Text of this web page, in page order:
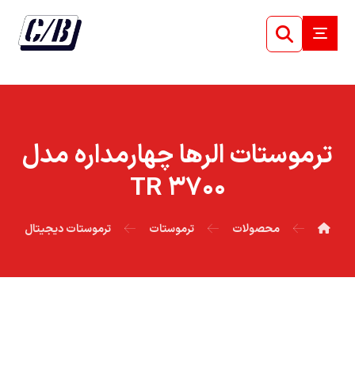
ترموستات الرها چهارمداره مدل
۳۷۰۰ TR
محصولات ترموستات ترموستات دیجیتال